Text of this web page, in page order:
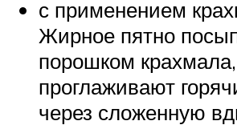
с применением
Жирное пятно
порошком
проглаживают
через сложенную